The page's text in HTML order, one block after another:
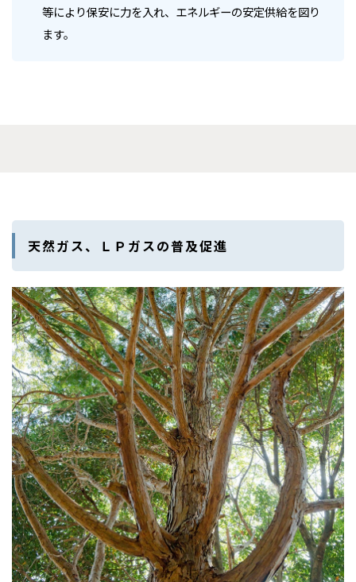
等により保安に力を入れ、エネルギーの安定供給を図り
ます。
天然ガス、ＬＰガスの普及促進